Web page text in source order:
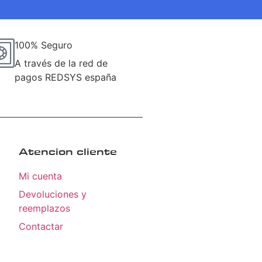
100% Seguro
A través de la red de
pagos REDSYS españa
Atencion cliente
Mi cuenta
Devoluciones y
reemplazos
Contactar